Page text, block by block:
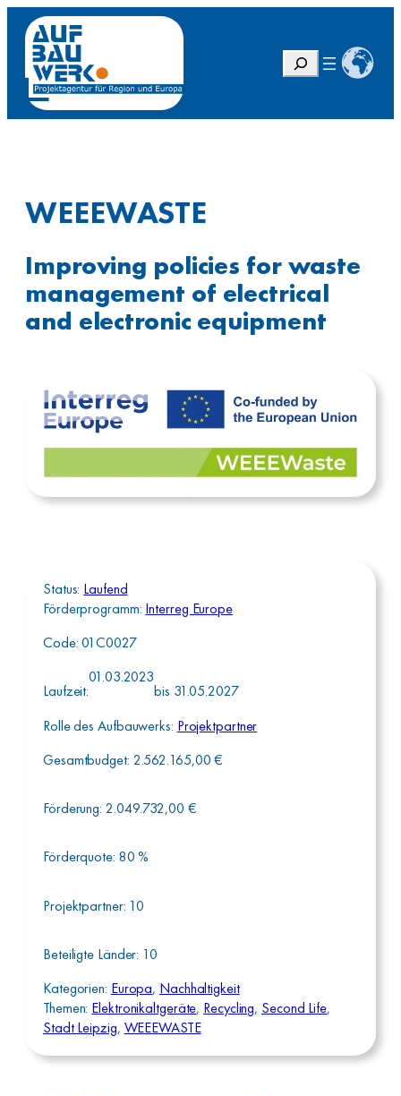
u
h
WEEEWASTE
Improving policies for waste
management of electrical
and electronic equipment
Status: Laufend
Förderprogramm: Interreg Europe
Code:01C0027
Laufzeit:
01.03.2023
bis 31.05.2027
Rolle des Aufbauwerks: Projektpartner
Gesamtbudget: 2.562.165,00€
Förderung: 2.049.732,00 €
Förderquote: 80%
Projektpartner: 10
Beteiligte Länder: 10
Kategorien: Europa, Nachhaltigkeit
Themen: Elektronikaltgeräte, Recycling, Second Life
Stadt Leipzig, WEEEWASTE